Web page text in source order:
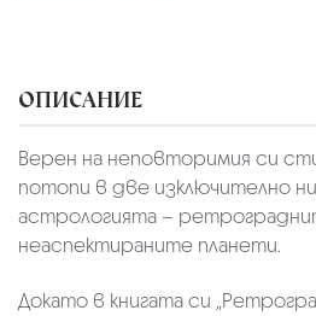
ОПИСАНИЕ
Верен на неповторимия си
потопи в две изключително
астрологията –
неаспектираните планети.
Докато в книгата си